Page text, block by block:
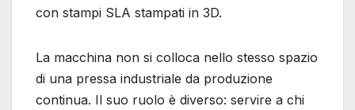
con stampi SLA stampati in 3D.
La macchina non si colloca nello stesso spazio
di una pressa industriale da produzione
continua. Il suo ruolo è diverso: servire a chi